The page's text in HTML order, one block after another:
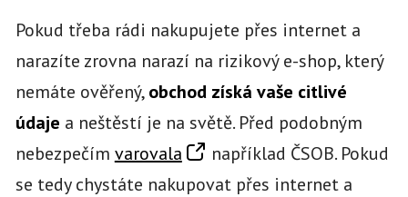
Pokud třeba rádi nakupujete přes internet a
narazíte zrovna narazí na rizikový e-shop, který
nemáte ověřený,obchod získá vaše citlivé
údaje a neštěstí je na světě. Před podobným
nebezpečím varovala
například ČSOB. Pokud
se tedy chystáte nakupovat přes internet a